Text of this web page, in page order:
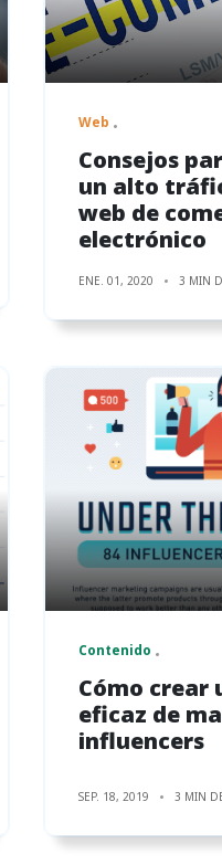
Web
Consejos
un alto
web de
electrónico
ENE. 01, 2020 3 MIN
Contenido
Cómo crear
eficaz de
influencers
SEP. 18, 2019 3 MIN